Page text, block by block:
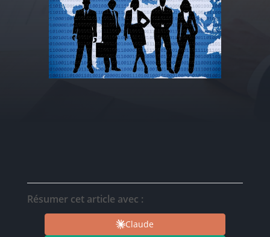
Résumer cet article avec :
Claude